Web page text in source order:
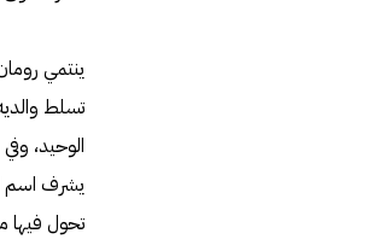
ينتمي
تسلط
الوحيد،
يشرف اسم
تحول فيها